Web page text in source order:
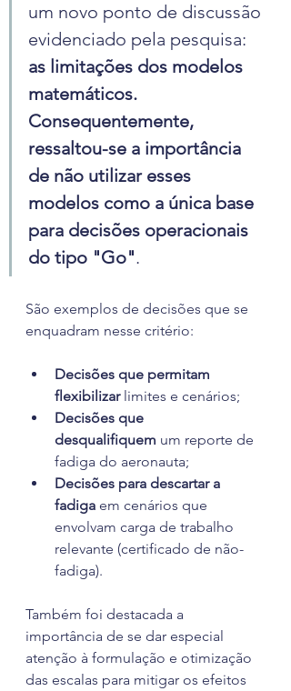
um novo ponto de discussão
evidenciado pela pesquisa:
as limitações dos modelos
matemáticos.
Consequentemente,
ressaltou-se a importância
de não utilizar esses
modelos como a única base
para decisões operacionais
do tipo "Go".
São exemplos de decisões que se
enquadram nesse critério:
Decisões que permitam
flexibilizar limites e cenários;
Decisões que
desqualifiquem um reporte de
fadiga do aeronauta;
Decisões para descartar a
fadiga em cenários que
envolvam carga de trabalho
relevante (certificado de não-
fadiga).
Também foi destacada a
importância de se dar especial
atenção à formulação e otimização
das escalas para mitigar os efeitos